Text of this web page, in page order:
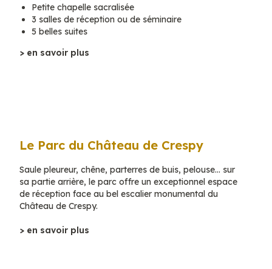
Petite chapelle sacralisée
3 salles de réception ou de séminaire
5 belles suites
> en savoir plus
Le Parc du Château de Crespy
Saule pleureur, chêne, parterres de buis, pelouse… sur
sa partie arrière, le parc offre un exceptionnel espace
de réception face au bel escalier monumental du
Château de Crespy.
> en savoir plus